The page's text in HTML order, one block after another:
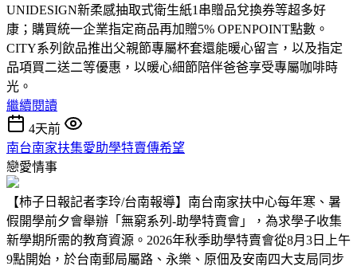
UNIDESIGN新柔感抽取式衛生紙1串贈品兌換券等超多好
康；購買統一企業指定商品再加贈5% OPENPOINT點數。
CITY系列飲品推出父親節專屬杯套還能暖心留言，以及指定
品項買二送二等優惠，以暖心細節陪伴爸爸享受專屬咖啡時
光。
繼續閱讀
4天前
南台南家扶集愛助學特賣傳希望
戀愛情事
【柿子日報記者李玲/台南報導】南台南家扶中心每年寒、暑
假開學前夕會舉辦「無窮系列-助學特賣會」，為求學子收集
新學期所需的教育資源。2026年秋季助學特賣會從8月3日上午
9點開始，於台南郵局屬路、永樂、原佃及安南四大支局同步